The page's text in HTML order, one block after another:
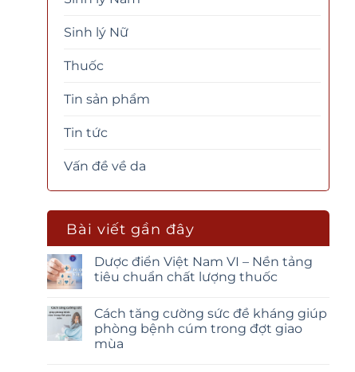
Sinh lý Nữ
Thuốc
Tin sản phẩm
Tin tức
Vấn đề về da
Bài viết gần đây
Dược điển Việt Nam VI – Nền tảng
tiêu chuẩn chất lượng thuốc
Cách tăng cường sức đề kháng giúp
phòng bệnh cúm trong đợt giao
mùa